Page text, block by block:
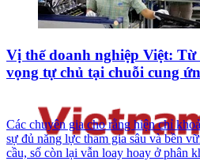
Vị thế doanh nghiệp Việt: Từ
vọng tự chủ tại chuỗi cung
Các chuyên gia cho rằng hiện chỉ
sự đủ năng lực tham gia sâu và bền
cầu, số còn lại vẫn loay hoay ở phân